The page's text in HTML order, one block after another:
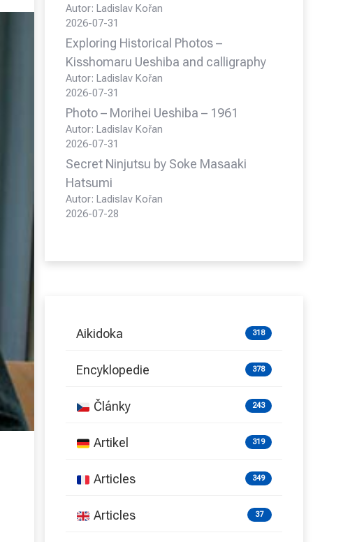
Autor: Ladislav Kořan
2026-07-31
Exploring Historical Photos –
Kisshomaru Ueshiba and calligraphy
Autor: Ladislav Kořan
2026-07-31
Photo – Morihei Ueshiba – 1961
Autor: Ladislav Kořan
2026-07-31
Secret Ninjutsu by Soke Masaaki
Hatsumi
Autor: Ladislav Kořan
2026-07-28
Aikidoka 318
Encyklopedie 378
Články 243
Artikel 319
Articles 349
Articles 37